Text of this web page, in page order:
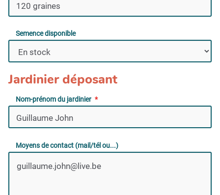
Semence disponible
Jardinier déposant
Nom-prénom du jardinier
Moyens de contact (mail/tél ou...)